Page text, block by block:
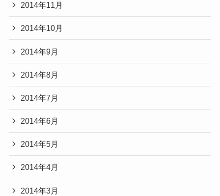
2014年11月
2014年10月
2014年9月
2014年8月
2014年7月
2014年6月
2014年5月
2014年4月
2014年3月